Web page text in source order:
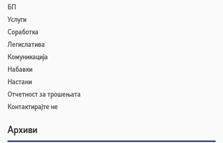
БП
Услуги
Соработка
Легислатива
Комуникација
Набавки
Настани
Отчетност за трошењата
Контактирајте не
Архиви